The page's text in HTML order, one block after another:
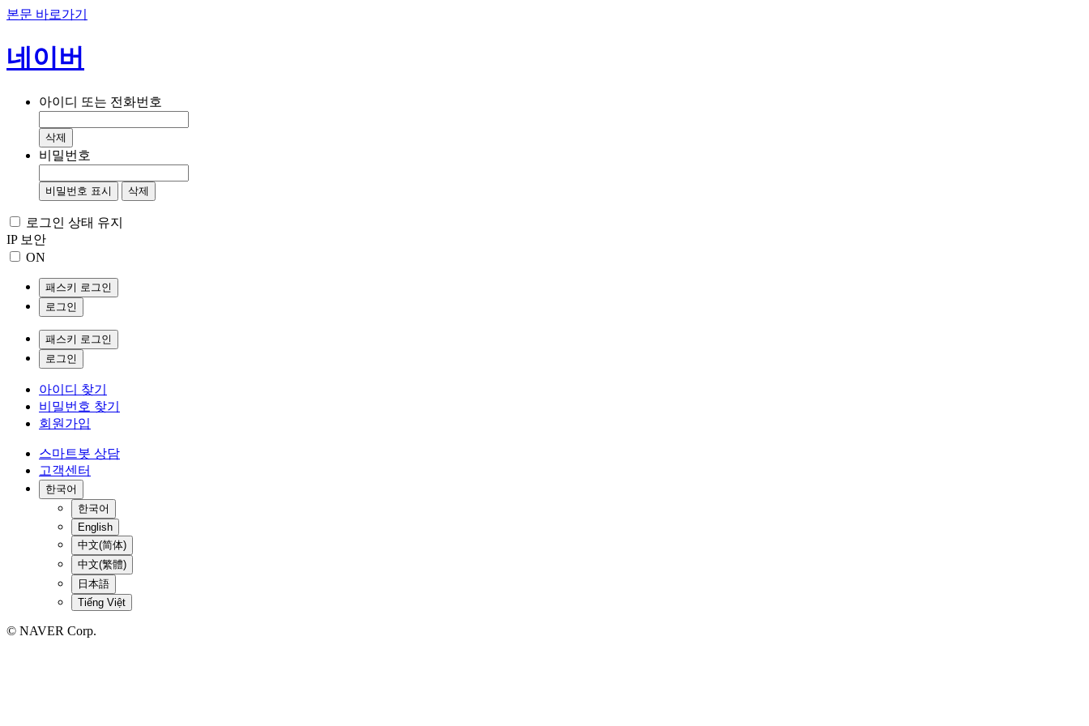
본문 바로가기
네이버
아이디 또는 전화번호
삭제
비밀번호
비밀번호 표시 삭제
로그인 상태 유지
IP 보안
ON
패스키 로그인
로그인
패스키 로그인
로그인
아이디 찾기
비밀번호 찾기
회원가입
스마트봇 상담
고객센터
한국어
한국어
English
中文(简体)
中文(繁體)
日本語
Tiếng Việt
© NAVER Corp.